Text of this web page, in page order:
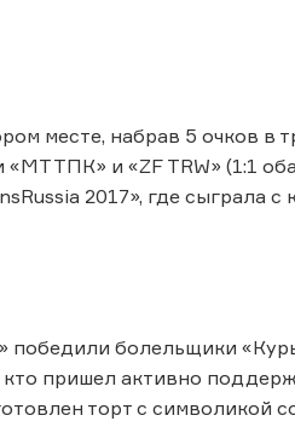
месте, набрав 5 очков в
и «ZF TRW» (1:1
2017», где
болельщики
пришел активно
торт с символикой